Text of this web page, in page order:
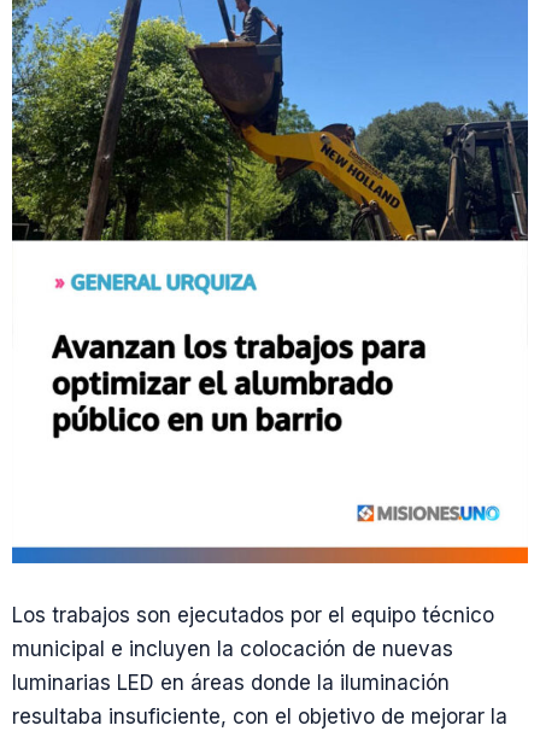
Los trabajos son ejecutados por el equipo técnico
municipal e incluyen la colocación de nuevas
luminarias LED en áreas donde la iluminación
resultaba insuficiente, con el objetivo de mejorar la